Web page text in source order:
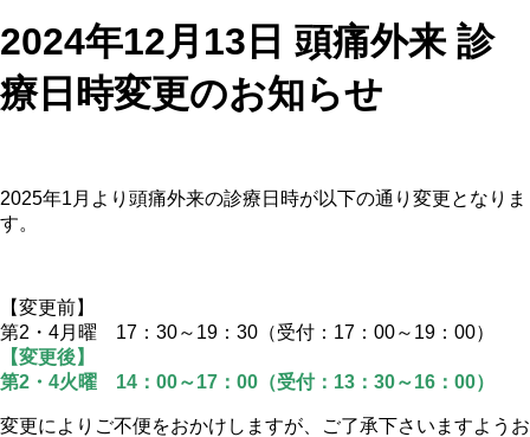
2024年12月13日 頭痛外来 診
療日時変更のお知らせ
2025年1月より頭痛外来の診療日時が以下の通り変更となりま
す。
【変更前】
第2・4月曜 17：30～19：30（受付：17：00～19：00）
【変更後】
第2・4火曜 14：00～17：00（受付：13：30～16：00）
変更により ご不便をおかけしますが、ご了承下さいますようお